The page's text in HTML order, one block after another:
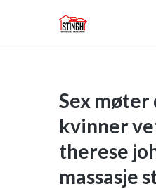
INICIO
Sex møter
kvinner
therese
massasje